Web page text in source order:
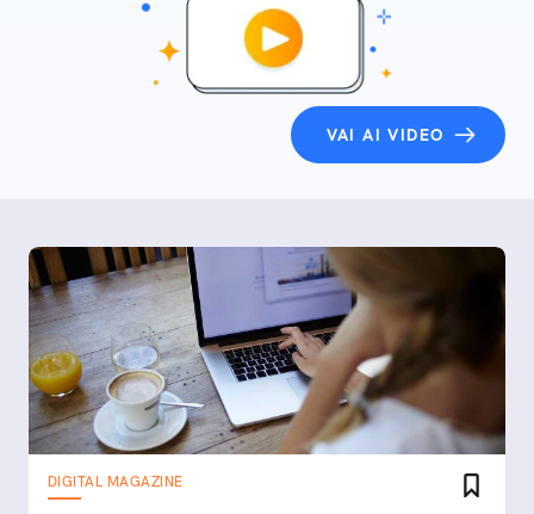
VAI AI VIDEO
DIGITAL MAGAZINE